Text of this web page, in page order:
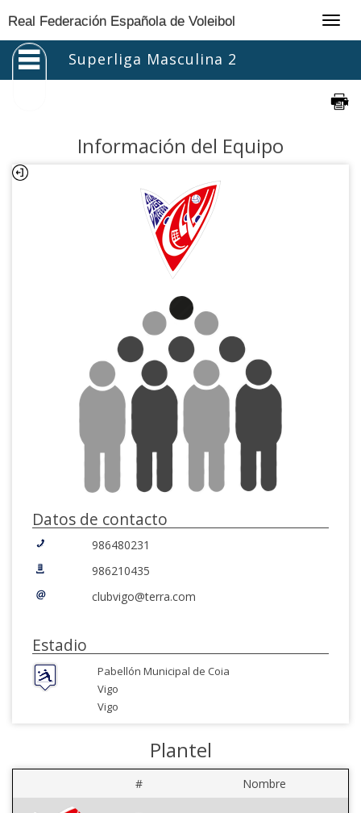
Real Federación Española de Voleibol
Superliga Masculina 2
Información del Equipo
Datos de contacto
986480231
986210435
clubvigo@terra.com
Estadio
Pabellón Municipal de Coia
Vigo
Vigo
Plantel
# Nombre